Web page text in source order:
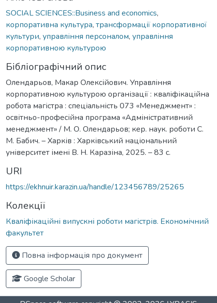
SOCIAL SCIENCES::Business and economics,
корпоративна культура, трансформації корпоративної
культури, управління персоналом, управління
корпоративною культурою
Бібліографічний опис
Олендарьов, Макар Олексійович. Управління
корпоративною культурою організації : кваліфікаційна
робота магістра : спеціальність 073 «Менеджмент» :
освітньо-професійна програма «Адміністративний
менеджмент» / М. О. Олендарьов; кер. наук. роботи С.
М. Бабич. – Харків : Харківський національний
університет імені В. Н. Каразіна, 2025. – 83 с.
URI
https://ekhnuir.karazin.ua/handle/123456789/25265
Колекції
Кваліфікаційні випускні роботи магістрів. Економічний
факультет
Повна інформація про документ
Google Scholar